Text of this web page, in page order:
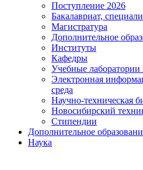
Поступление 2026
Бакалавриат,
Магистратура
Дополнительное
Институты
Кафедры
Учебные
Электронная
среда
Научно-техническая
Новосибирский
Стипендии
Дополнительное
Наука